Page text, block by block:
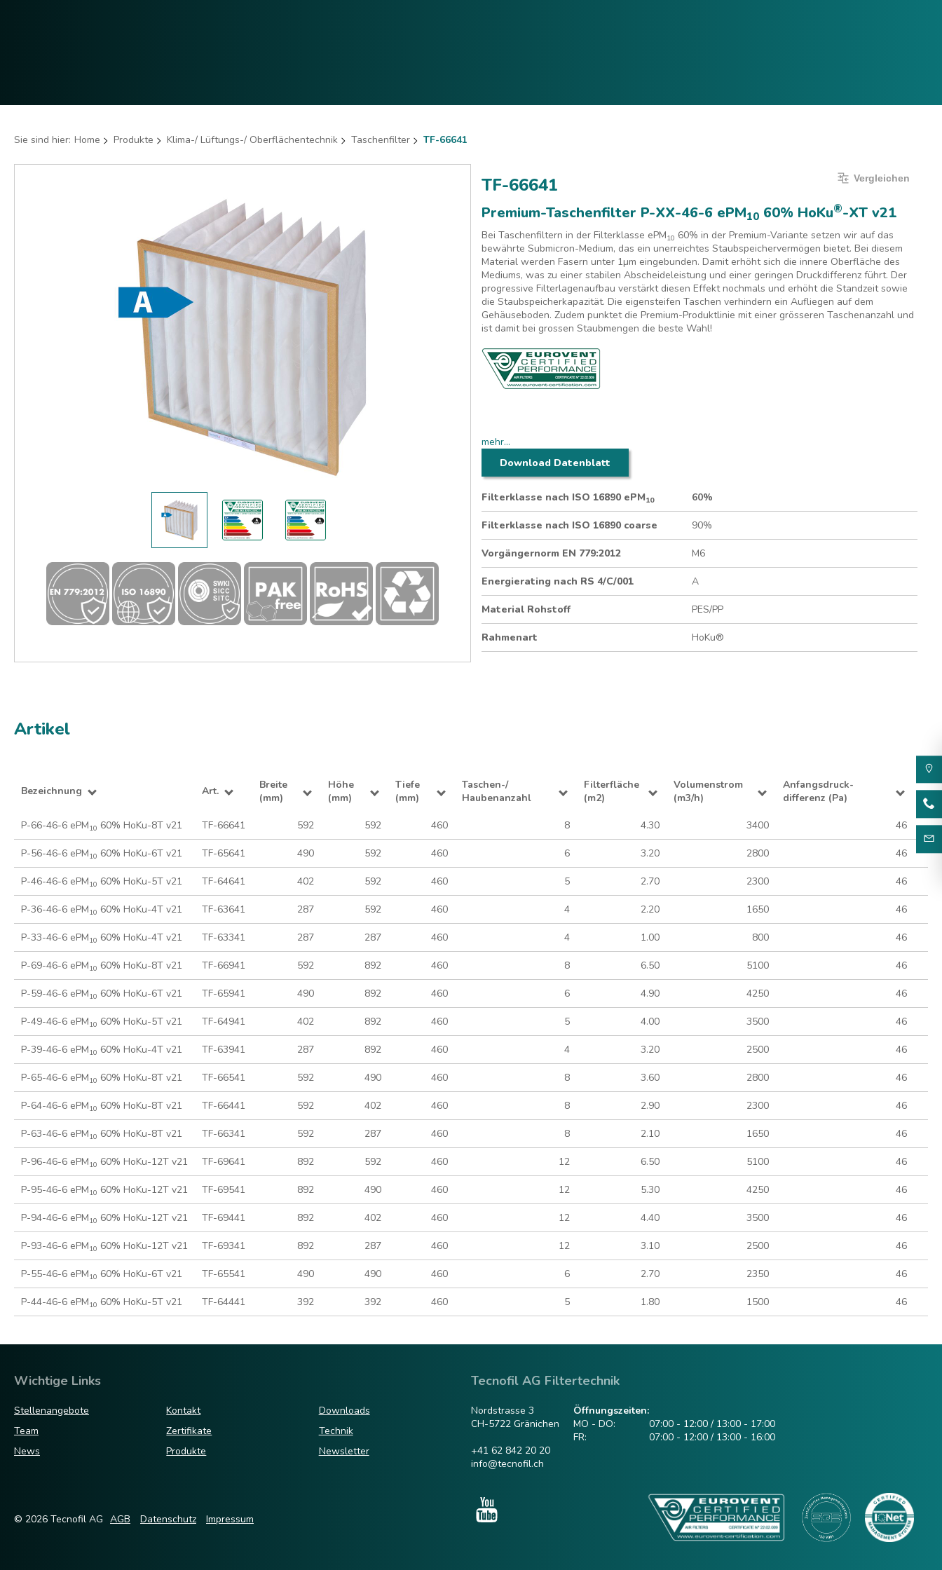
Sie sind hier: Home Produkte Klima-/ Lüftungs-/ Oberflächentechnik Taschenfilter TF-66641
Vergleichen
TF-66641
Premium-Taschenfilter P-XX-46-6 ePM10 60% HoKu®-XT v21
Bei Taschenfiltern in der Filterklasse ePM10 60% in der Premium-Variante setzen wir auf das
bewährte Submicron-Medium, das ein unerreichtes Staubspeichervermögen bietet. Bei diesem
Material werden Fasern unter 1µm eingebunden. Damit erhöht sich die innere Oberfläche des
Mediums, was zu einer stabilen Abscheideleistung und einer geringen Druckdifferenz führt. Der
progressive Filterlagenaufbau verstärkt diesen Effekt nochmals und erhöht die Standzeit sowie
die Staubspeicherkapazität. Die eigensteifen Taschen verhindern ein Aufliegen auf dem
Gehäuseboden. Zudem punktet die Premium-Produktlinie mit einer grösseren Taschenanzahl und
ist damit bei grossen Staubmengen die beste Wahl!
Submicron-Medium
460 mm Tiefe
8 Taschen (592 x 592 mm)
mehr...
Download Datenblatt
Filterklasse nach ISO 16890 ePM10 60%
Filterklasse nach ISO 16890 coarse 90%
Vorgängernorm EN 779:2012 M6
Energierating nach RS 4/C/001 A
Material Rohstoff PES/PP
Rahmenart HoKu®
Artikel
Bezeichnung Art.
Breite
(mm)
Höhe
(mm)
Tiefe
(mm)
Taschen-/
Haubenanzahl
Filterfläche
(m2)
Volumenstrom
(m3/h)
Anfangsdruck-
differenz (Pa)
P-66-46-6 ePM10 60% HoKu-8T v21 TF-66641 592 592 460 8 4.30 3400 46
P-56-46-6 ePM10 60% HoKu-6T v21 TF-65641 490 592 460 6 3.20 2800 46
P-46-46-6 ePM10 60% HoKu-5T v21 TF-64641 402 592 460 5 2.70 2300 46
P-36-46-6 ePM10 60% HoKu-4T v21 TF-63641 287 592 460 4 2.20 1650 46
P-33-46-6 ePM10 60% HoKu-4T v21 TF-63341 287 287 460 4 1.00 800 46
P-69-46-6 ePM10 60% HoKu-8T v21 TF-66941 592 892 460 8 6.50 5100 46
P-59-46-6 ePM10 60% HoKu-6T v21 TF-65941 490 892 460 6 4.90 4250 46
P-49-46-6 ePM10 60% HoKu-5T v21 TF-64941 402 892 460 5 4.00 3500 46
P-39-46-6 ePM10 60% HoKu-4T v21 TF-63941 287 892 460 4 3.20 2500 46
P-65-46-6 ePM10 60% HoKu-8T v21 TF-66541 592 490 460 8 3.60 2800 46
P-64-46-6 ePM10 60% HoKu-8T v21 TF-66441 592 402 460 8 2.90 2300 46
P-63-46-6 ePM10 60% HoKu-8T v21 TF-66341 592 287 460 8 2.10 1650 46
P-96-46-6 ePM10 60% HoKu-12T v21 TF-69641 892 592 460 12 6.50 5100 46
P-95-46-6 ePM10 60% HoKu-12T v21 TF-69541 892 490 460 12 5.30 4250 46
P-94-46-6 ePM10 60% HoKu-12T v21 TF-69441 892 402 460 12 4.40 3500 46
P-93-46-6 ePM10 60% HoKu-12T v21 TF-69341 892 287 460 12 3.10 2500 46
P-55-46-6 ePM10 60% HoKu-6T v21 TF-65541 490 490 460 6 2.70 2350 46
P-44-46-6 ePM10 60% HoKu-5T v21 TF-64441 392 392 460 5 1.80 1500 46
Wichtige Links
Stellenangebote Kontakt
Downloads
Team
Zertifikate
Technik
News
Produkte Newsletter
Tecnofil AG Filtertechnik
Nordstrasse 3
CH-5722 Gränichen
+41 62 842 20 20
info@tecnofil.ch
Öffnungszeiten:
MO - DO:
FR:
07:00 - 12:00 / 13:00 - 17:00
07:00 - 12:00 / 13:00 - 16:00
© 2026 Tecnofil AG AGB Datenschutz Impressum